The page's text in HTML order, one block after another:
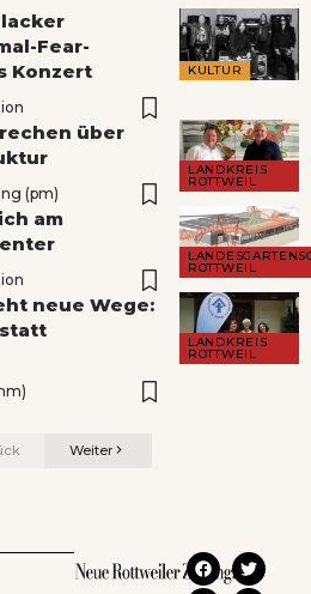
KULTUR
Fear-
Konzert
LANDKREIS
ROTTWEIL
über
(pm)
ROTTWEIL
am
LANDKREIS
ROTTWEIL
neue Wege:
Weiter